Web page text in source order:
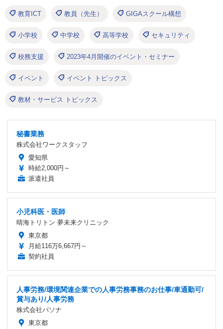
教育ICT 教員（先生） GIGAスクール構想
小学校 中学校 高等学校 セキュリティ
校務支援 2023年4月開催のイベント・セミナー
イベント イベント トピックス
教材・サービス トピックス
秘書業務
株式会社ワークスタッフ
愛知県
時給2,000円～
派遣社員
小児科医・医師
晴海トリトン 夢未来クリニック
東京都
月給116万6,667円～
契約社員
人事労務/環境関連企業での人事労務事務のお仕事/車通勤可/
賞与あり/人事労務
株式会社パソナ
東京都